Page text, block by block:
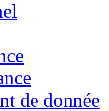
de donnée